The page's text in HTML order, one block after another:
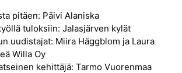
pitäen: Päivi Alaniska
tuloksiin: Jalasjärven kylät
uudistajat: Miira Häggblom ja Laura
Willa Oy
kehittäjä: Tarmo Vuorenmaa